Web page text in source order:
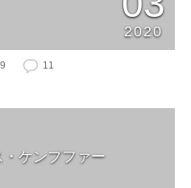
2020
11
ケンプファー